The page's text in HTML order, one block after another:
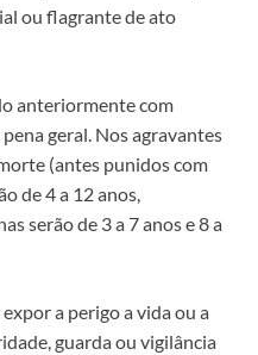
ou flagrante de ato
anteriormente com
pena geral. Nos agravantes
(antes punidos com
de 4 a 12 anos,
serão de 3 a 7 anos e 8 a
a perigo a vida ou a
guarda ou vigilância